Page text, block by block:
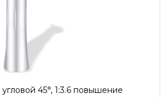
45°, 1:3.6 повышение